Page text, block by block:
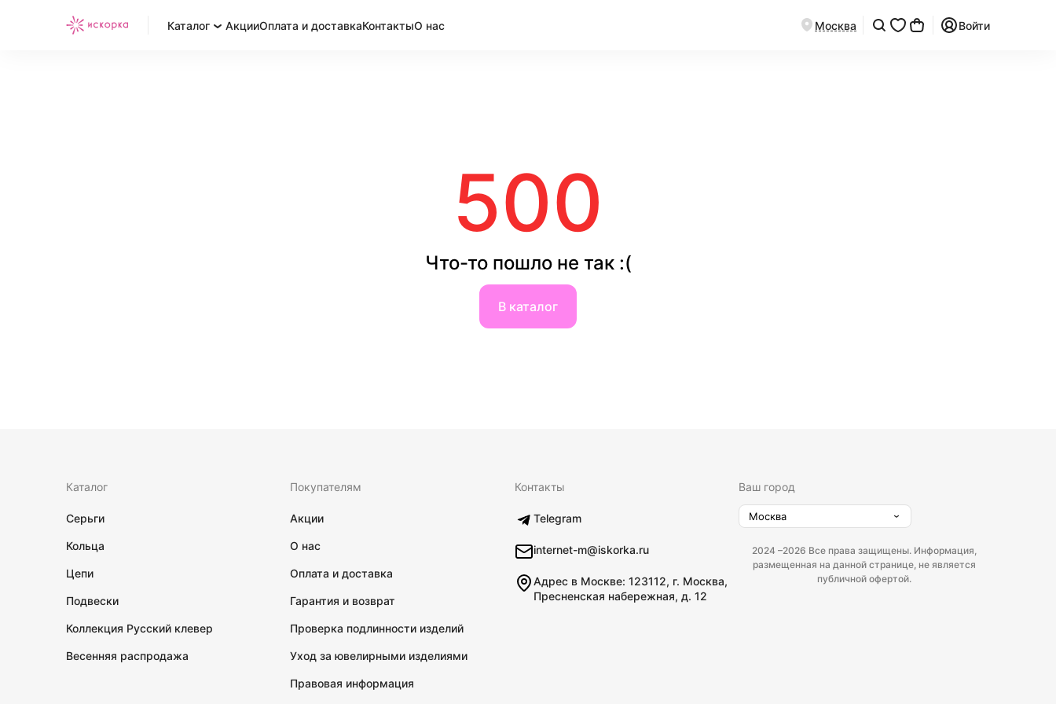
Каталог АкцииОплата и доставкаКонтактыО нас Москва Войти
500
Что-то пошло не так :(
В каталог
Каталог
Серьги
Кольца
Цепи
Подвески
Коллекция Русский клевер
Весенняя распродажа
Покупателям
Акции
О нас
Оплата и доставка
Гарантия и возврат
Проверка подлинности изделий
Уход за ювелирными изделиями
Правовая информация
Контакты
Telegram
internet-m@iskorka.ru
Адрес в Москве: 123112, г. Москва,
Пресненская набережная, д. 12
Ваш город
Москва
2024 –2026 Все права защищены. Информация,
размещенная на данной странице, не является
публичной офертой.